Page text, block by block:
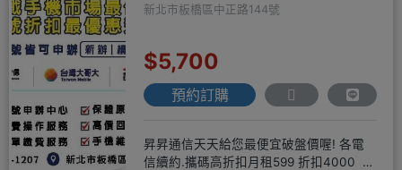
新北市板橋區中正路144號
$5,700
預約訂購
昇昇通信天天給您最便宜破盤價喔! 各電
信續約.攜碼高折扣月租599 折扣4000 月